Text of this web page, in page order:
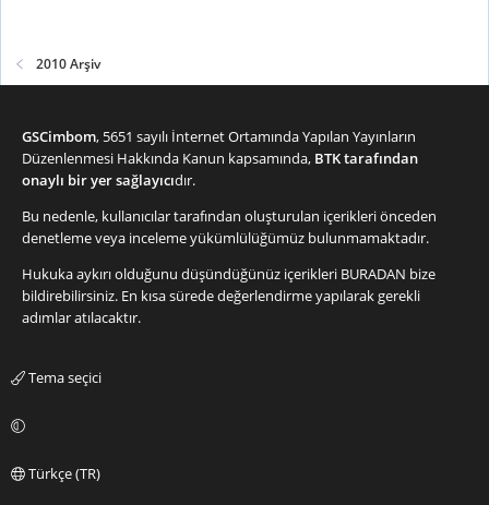
2010 Arşiv
GSCimbom, 5651 sayılı İnternet Ortamında Yapılan Yayınların
Düzenlenmesi Hakkında Kanun kapsamında, BTK tarafından
onaylı bir yer sağlayıcıdır.
Bu nedenle, kullanıcılar tarafından oluşturulan içerikleri önceden
denetleme veya inceleme yükümlülüğümüz bulunmamaktadır.
Hukuka aykırı olduğunu düşündüğünüz içerikleri BURADAN bize
bildirebilirsiniz. En kısa sürede değerlendirme yapılarak gerekli
adımlar atılacaktır.
Tema seçici
Türkçe (TR)